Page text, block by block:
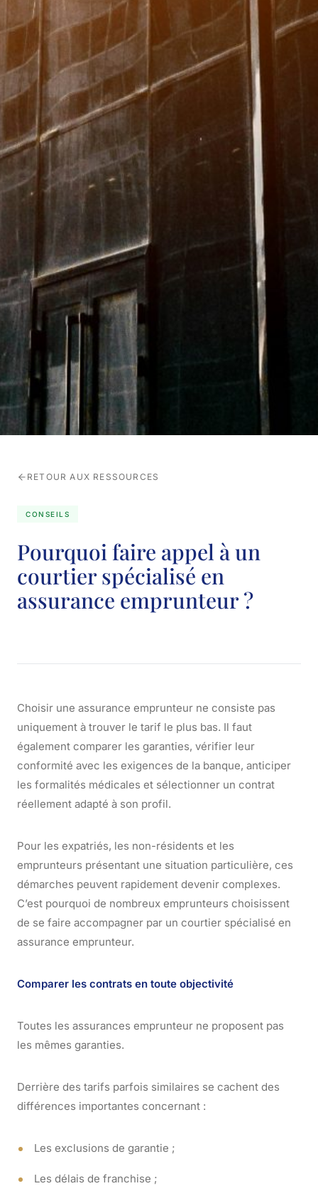
RETOUR AUX RESSOURCES
CONSEILS
Pourquoi faire appel à un
courtier spécialisé en
assurance emprunteur ?
Choisir une assurance emprunteur ne consiste pas
uniquement à trouver le tarif le plus bas. Il faut
également comparer les garanties, vérifier leur
conformité avec les exigences de la banque, anticiper
les formalités médicales et sélectionner un contrat
réellement adapté à son profil.
Pour les expatriés, les non-résidents et les
emprunteurs présentant une situation particulière, ces
démarches peuvent rapidement devenir complexes.
C’est pourquoi de nombreux emprunteurs choisissent
de se faire accompagner par un courtier spécialisé en
assurance emprunteur.
Comparer les contrats en toute objectivité
Toutes les assurances emprunteur ne proposent pas
les mêmes garanties.
Derrière des tarifs parfois similaires se cachent des
différences importantes concernant :
Les exclusions de garantie ;
Les délais de franchise ;